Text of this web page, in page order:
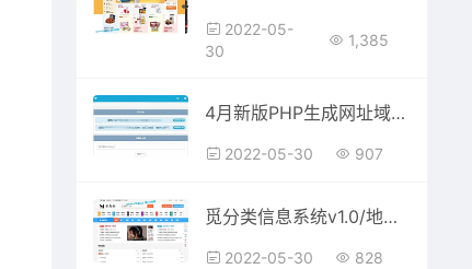
2022-05-
30
1,385
4月新版PHP生成网址域名防红绿标短链接网站源码
2022-05-30 907
觅分类信息系统v1.0/地方门户分类信息系统源码
2022-05-30 828